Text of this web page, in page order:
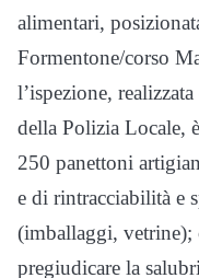
alimentari,
Formentone/corso
l’ispezione,
della Polizia Locale,
250 panettoni
e di rintracciabilità e
(imballaggi, vetrine);
pregiudicare la